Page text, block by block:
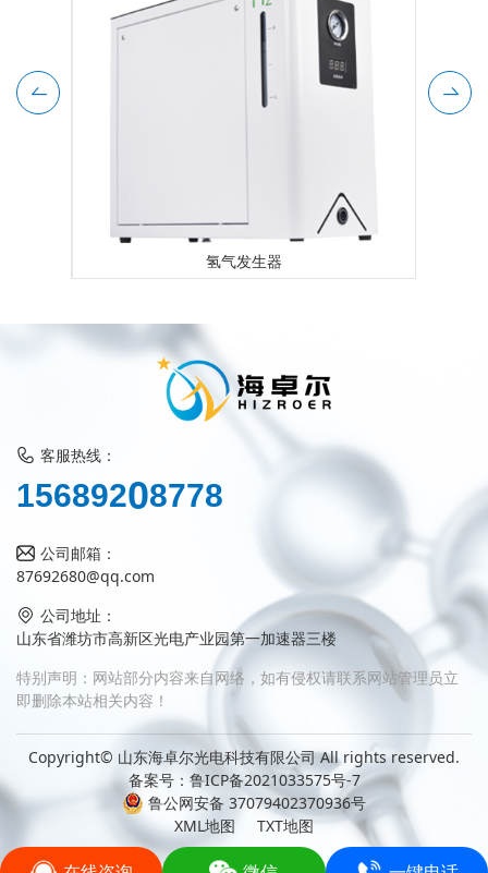
氢气发生器
客服热线：
15689208778
公司邮箱：
87692680@qq.com
公司地址：
山东省潍坊市高新区光电产业园第一加速器三楼
特别声明：网站部分内容来自网络，如有侵权请联系网站管理员立
即删除本站相关内容！
Copyright© 山东海卓尔光电科技有限公司 All rights reserved.
备案号： 鲁ICP备2021033575号-7
鲁公网安备 37079402370936号
XML地图
TXT地图